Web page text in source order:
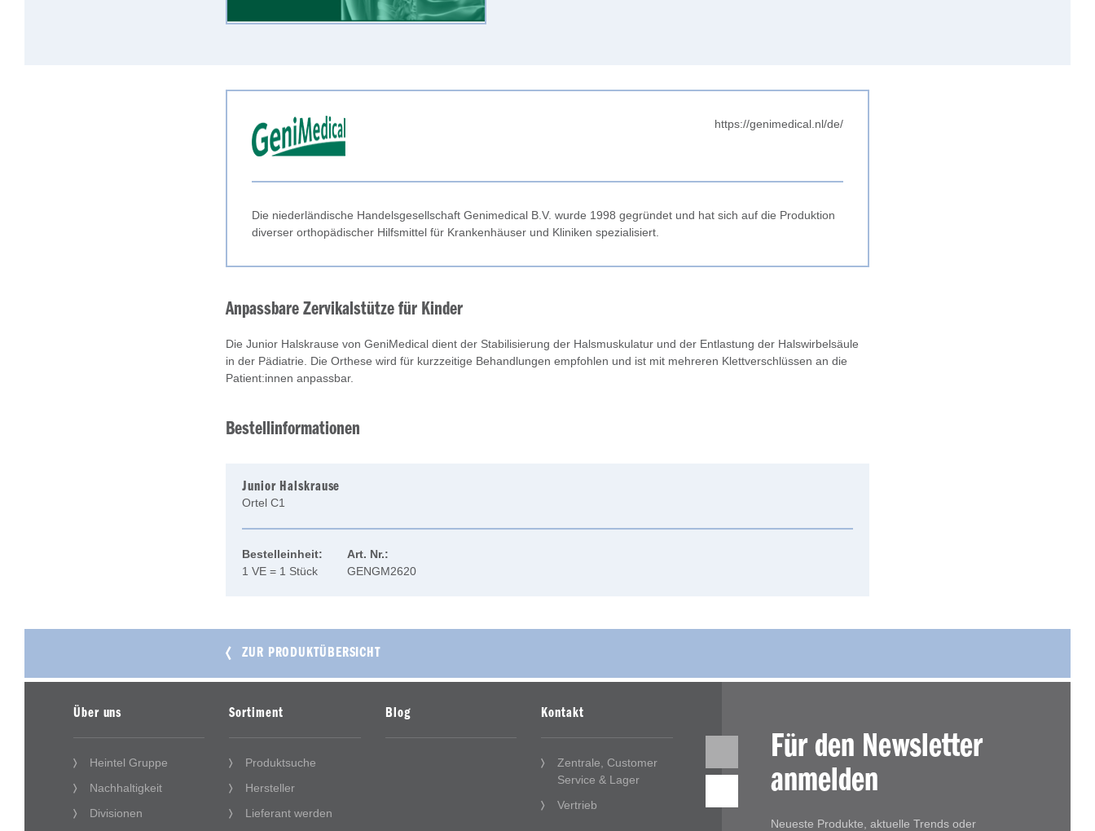
https://genimedical.nl/de/
Die niederländische Handelsgesellschaft Genimedical B.V. wurde 1998 gegründet und hat sich auf die Produktion
diverser orthopädischer Hilfsmittel für Krankenhäuser und Kliniken spezialisiert.
Anpassbare Zervikalstütze für Kinder
Die Junior Halskrause von GeniMedical dient der Stabilisierung der Halsmuskulatur und der Entlastung der Halswirbelsäule
in der Pädiatrie. Die Orthese wird für kurzzeitige Behandlungen empfohlen und ist mit mehreren Klettverschlüssen an die
Patient:innen anpassbar.
Bestellinformationen
Junior Halskrause
Ortel C1
Bestelleinheit:
Art. Nr.:
1 VE = 1 Stück
GENGM2620
ZUR PRODUKTÜBERSICHT
Über uns
Heintel Gruppe
Nachhaltigkeit
Divisionen
Sortiment
Produktsuche
Hersteller
Lieferant werden
Blog Kontakt
Zentrale, Customer
Service & Lager
Vertrieb
Für den Newsletter
anmelden
Neueste Produkte, aktuelle Trends oder